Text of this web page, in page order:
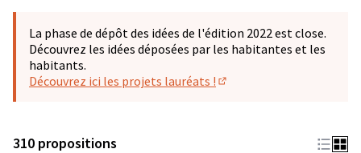
La phase de dépôt des idées de l'édition 2022 est close.
Découvrez les idées déposées par les habitantes et les
habitants.
Découvrez ici les projets lauréats !
310 propositions